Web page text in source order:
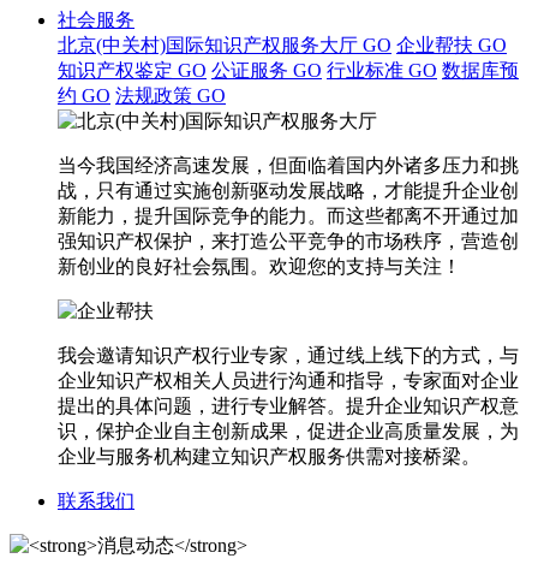
社会服务
北京(中关村)国际知识产权服务大厅 GO 企业帮扶 GO
知识产权鉴定 GO 公证服务 GO 行业标准 GO 数据库预
约 GO 法规政策 GO
当今我国经济高速发展，但面临着国内外诸多压力和挑
战，只有通过实施创新驱动发展战略，才能提升企业创
新能力，提升国际竞争的能力。而这些都离不开通过加
强知识产权保护，来打造公平竞争的市场秩序，营造创
新创业的良好社会氛围。欢迎您的支持与关注！
我会邀请知识产权行业专家，通过线上线下的方式，与
企业知识产权相关人员进行沟通和指导，专家面对企业
提出的具体问题，进行专业解答。提升企业知识产权意
识，保护企业自主创新成果，促进企业高质量发展，为
企业与服务机构建立知识产权服务供需对接桥梁。
联系我们